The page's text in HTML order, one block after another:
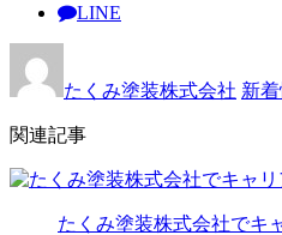
LINE
たくみ塗装株式会社 新
関連記事
たくみ塗装株式会社でキ